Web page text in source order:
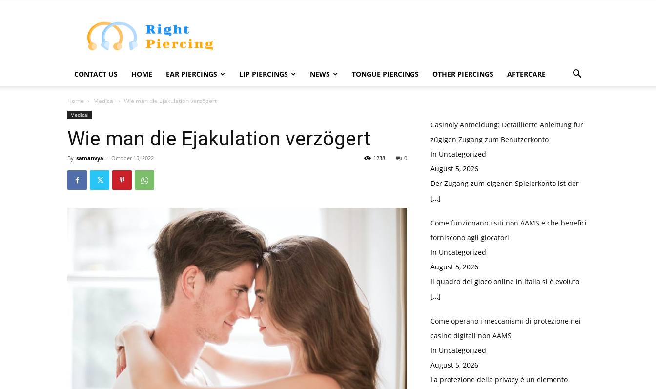
Piercing
CONTACT US HOME EAR PIERCINGS LIP PIERCINGS NEWS TONGUE PIERCINGS OTHER PIERCINGS AFTERCARE
Home Medical Wie man die Ejakulation verzögert
Medical
Wie man die Ejakulation verzögert
By samanvya - October 15, 2022 0
1238
Casinoly Anmeldung: Detaillierte Anleitung für
zügigen Zugang zum Benutzerkonto
In Uncategorized
August 5, 2026
Der Zugang zum eigenen Spielerkonto ist der
[…]
Come funzionano i siti non AAMS e che benefici
forniscono agli giocatori
In Uncategorized
August 5, 2026
Il quadro del gioco online in Italia si è evoluto
[…]
Come operano i meccanismi di protezione nei
casino digitali non AAMS
In Uncategorized
August 5, 2026
La protezione della privacy è un elemento